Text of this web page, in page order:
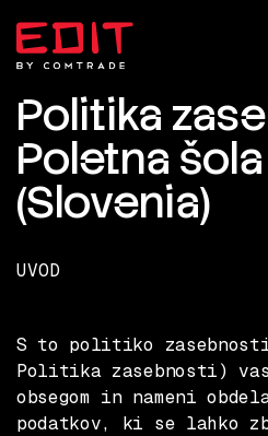
Politika
Poletna šola
(Slovenia)
UVOD
S to politiko
Politika zasebnosti)
obsegom in nameni
podatkov, ki se lahko